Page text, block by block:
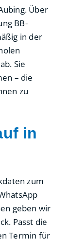
Über
BB-
in der
Sie
– die
zu
in
zum
geben wir
Passt die
Termin für